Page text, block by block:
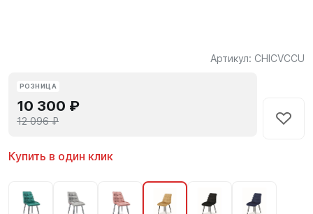
Артикул: CHICVCCU
РОЗНИЦА
10 300 ₽
12 096 ₽
Купить в один клик